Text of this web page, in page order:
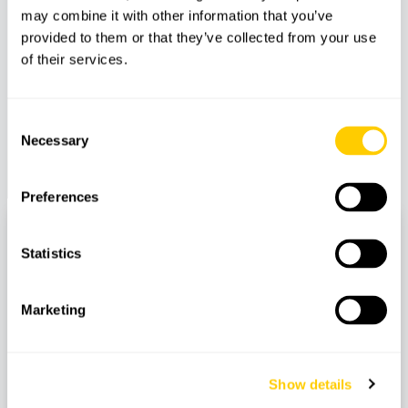
may combine it with other information that you’ve
provided to them or that they’ve collected from your use
of their services.
Selection
Necessary
Preferences
Statistics
Marketing
Show details
Avec un mélange unique de compétences
évoluer et à nous adapter aux tendances de
l'industrie en développant des plans de marketing
et non techniques qui nous sommes et ce que